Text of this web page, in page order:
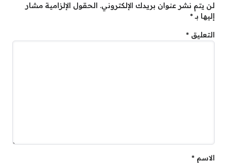
لن يتم نشر عنوان بريدك الإلكتروني. الحقول الإلزامية مشار
إليها بـ*
التعليق *
الاسم *